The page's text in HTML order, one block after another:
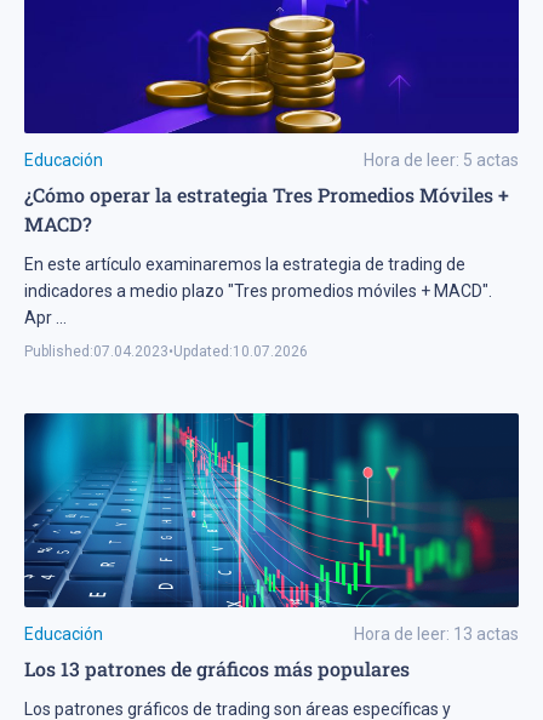
Educación Hora de leer: 5 actas
¿Cómo operar la estrategia Tres Promedios Móviles +
MACD?
En este artículo examinaremos la estrategia de trading de
indicadores a medio plazo "Tres promedios móviles + MACD".
Apr
Published:07.04.2023•Updated:10.07.2026
Educación Hora de leer: 13 actas
Los 13 patrones de gráficos más populares
Los patrones gráficos de trading son áreas específicas y